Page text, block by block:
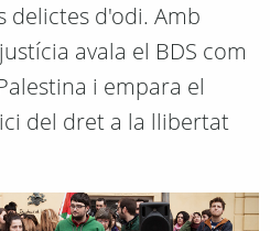
delictes d'odi. Amb
avala el BDS com
i empara el
del dret a la llibertat